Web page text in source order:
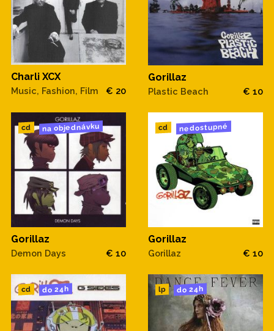
Charli XCX
Music, Fashion, Film € 20
Gorillaz
Plastic Beach € 10
cd na objednávku
Gorillaz
Demon Days € 10
cd nedostupné
Gorillaz
Gorillaz € 10
cd do 24h lp do 24h